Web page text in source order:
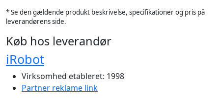
* Se den gældende produkt beskrivelse, specifikationer og pris på
leverandørens side.
Køb hos leverandør
iRobot
Virksomhed etableret: 1998
Partner reklame link